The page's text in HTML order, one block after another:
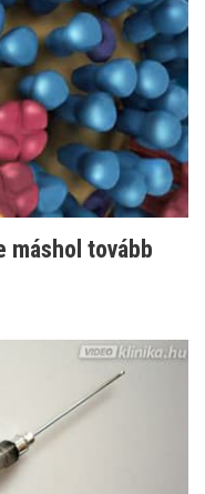
máshol tovább